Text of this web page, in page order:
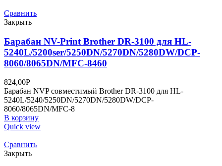
Сравнить
Закрыть
Барабан NV-Print Brother DR-3100 для HL-
5240L/5200ser/5250DN/5270DN/5280DW/DCP-
8060/8065DN/MFC-8460
824,00Р
Барабан NVP совместимый Brother DR-3100 для HL-
5240L/5240/5250DN/5270DN/5280DW/DCP-
8060/8065DN/MFC-8
В корзину
Quick view
Сравнить
Закрыть